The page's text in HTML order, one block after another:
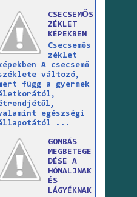
CSECSEMŐS
ZÉKLET
KÉPEKBEN
Csecsemős
zéklet
A csecsemő
változó,
függ a gyermek
egészségi
...
GOMBÁS
MEGBETEGE
DÉSE A
HÓNALJNAK
ÉS
LÁGYÉKNAK